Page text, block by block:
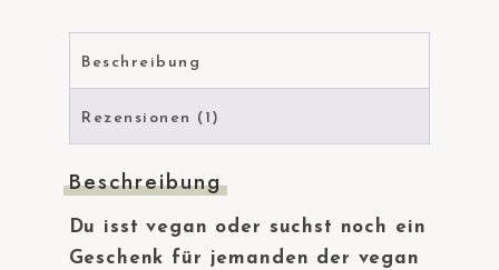
Beschreibung
Rezensionen (1)
Beschreibung
Du isst vegan oder suchst noch ein
Geschenk für jemanden der vegan